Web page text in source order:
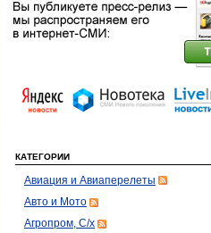
КАТЕГОРИИ
Авиация и Авиаперелеты
Авто и Мото
Агропром, С/х